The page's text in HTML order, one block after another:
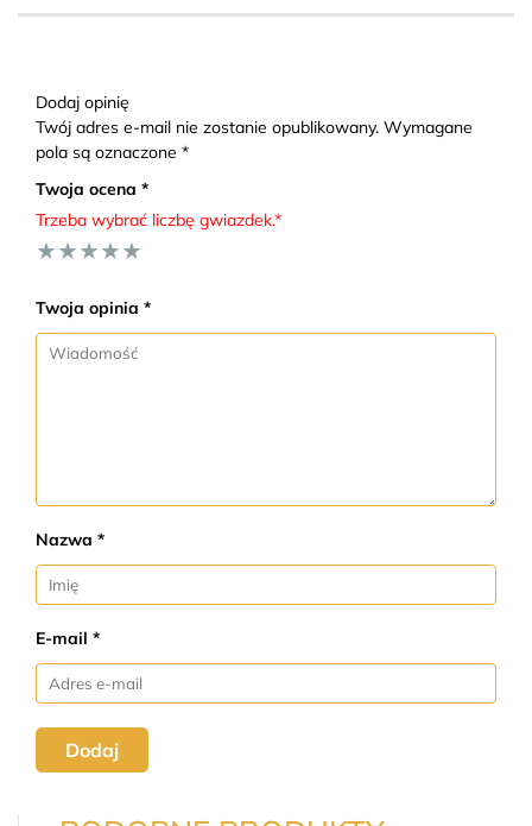
Dodaj opinię
Twój adres e-mail nie zostanie opublikowany. Wymagane
pola są oznaczone *
Twoja ocena *
Trzeba wybrać liczbę gwiazdek.*
★
★
★
★
★
Twoja opinia *
Nazwa *
E-mail *
Dodaj